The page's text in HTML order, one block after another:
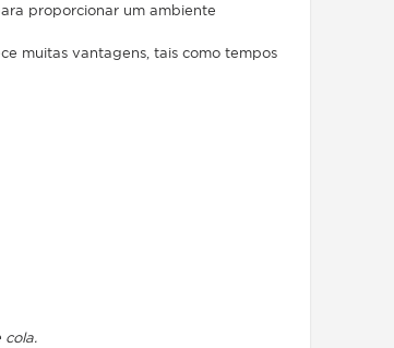
proporcionar um ambiente
muitas vantagens, tais como tempos
cola.